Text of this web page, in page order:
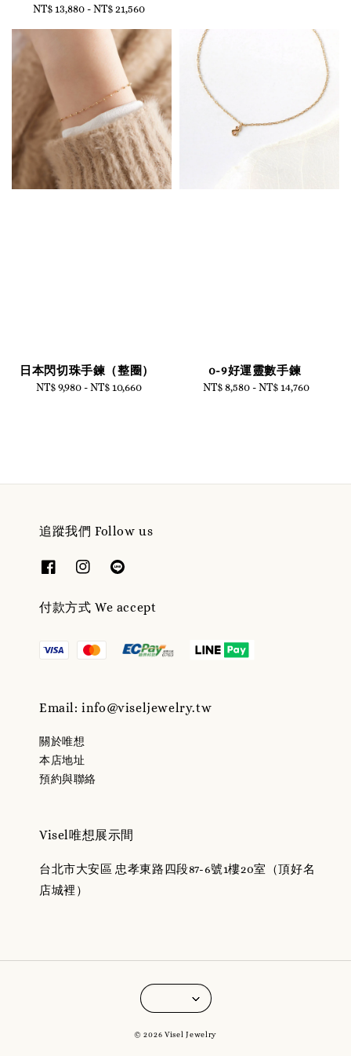
Regular
NT$ 13,880-NT$ 21,560
日本閃切珠手鍊（整圈）
Regular
NT$ 9,980-NT$ 10,660
0-9好運靈數手鍊
Regular
NT$ 8,580 -NT$ 14,760
追蹤我們 Follow us
付款方式 We accept
Email: info@viseljewelry.tw
關於唯想
本店地址
預約與聯絡
Visel唯想展示間
台北市大安區 忠孝東路四段87-6號1樓20室（頂好名
店城裡）
© 2026 Visel Jewelry